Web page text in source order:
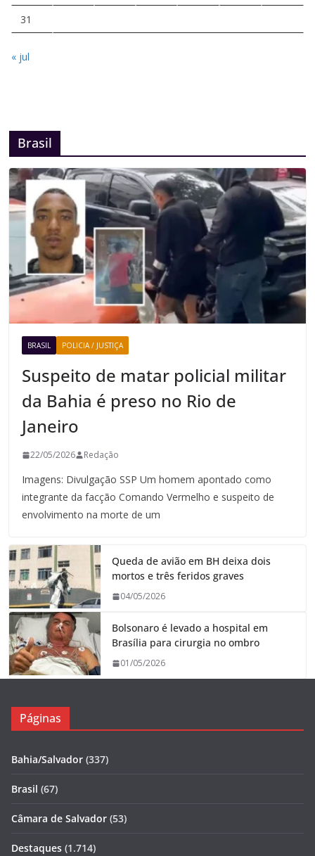
31
« jul
Brasil
BRASIL POLICIA / JUSTIÇA
Suspeito de matar policial militar
da Bahia é preso no Rio de
Janeiro
22/05/2026 Redação
Imagens: Divulgação SSP Um homem apontado como
integrante da facção Comando Vermelho e suspeito de
envolvimento na morte de um
Queda de avião em BH deixa dois
mortos e três feridos graves
04/05/2026
Bolsonaro é levado a hospital em
Brasília para cirurgia no ombro
01/05/2026
Páginas
Bahia/Salvador (337)
Brasil (67)
Câmara de Salvador (53)
Destaques (1.714)